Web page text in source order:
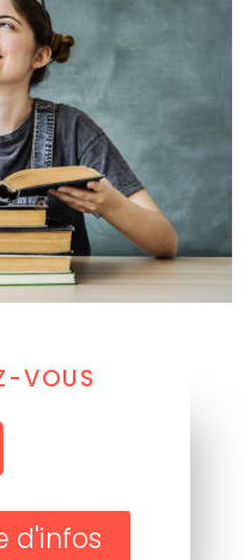
VOUS
d'infos